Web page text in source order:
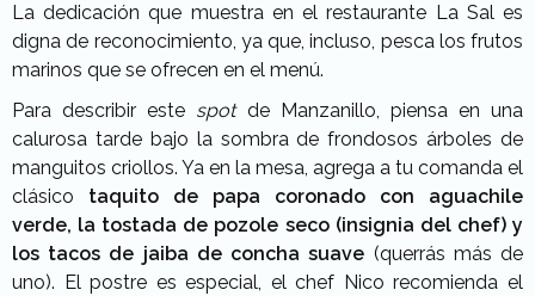
La dedicación que muestra en el restaurante La Sal es
digna de reconocimiento, ya que, incluso, pesca los frutos
marinos que se ofrecen en el menú.
Para describir este spot de Manzanillo, piensa en una
calurosa tarde bajo la sombra de frondosos árboles de
manguitos criollos. Ya en la mesa, agrega a tu comanda el
clásico taquito de papa coronado con aguachile
verde, la tostada de pozole seco (insignia del chef) y
los tacos de jaiba de concha suave (querrás más de
uno). El postre es especial, el chef Nico recomienda el